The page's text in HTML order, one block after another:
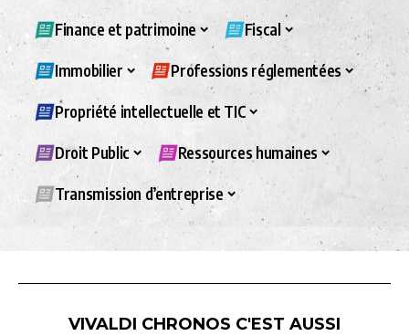
Finance et patrimoine Fiscal
Immobilier Professions réglementées
Propriété intellectuelle et TIC
Droit Public Ressources humaines
Transmission d’entreprise
VIVALDI CHRONOS C'EST AUSSI